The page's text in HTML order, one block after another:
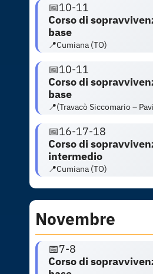
📅10-11
Corso di
base
📍Cumiana (TO)
📅10-11
Corso di
base
📍(Travacò Siccomario –
📅16-17-18
Corso di
intermedio
📍Cumiana (TO)
Novembre
📅7-8
Corso di